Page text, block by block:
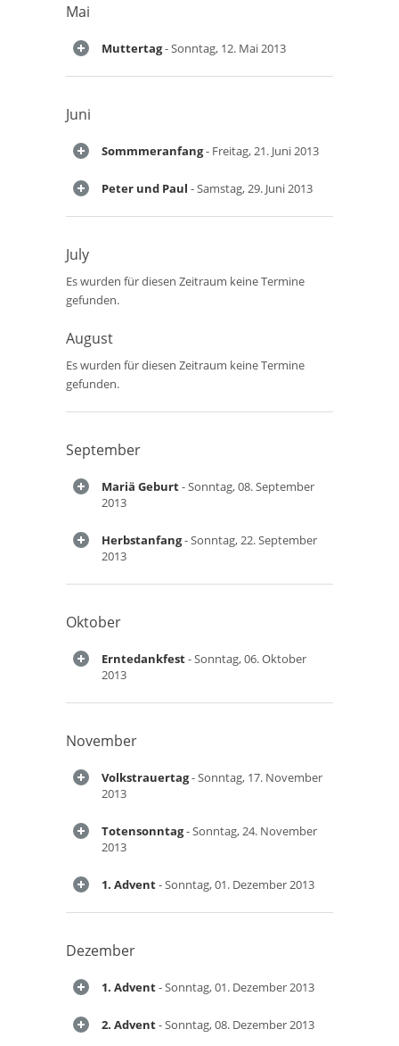
Mai
Muttertag- Sonntag, 12. Mai 2013
Juni
Sommmeranfang- Freitag, 21. Juni 2013
Peter und Paul - Samstag, 29. Juni 2013
July
Es wurden für diesen Zeitraum keine Termine
gefunden.
August
Es wurden für diesen Zeitraum keine Termine
gefunden.
September
Mariä Geburt- Sonntag, 08. September
2013
Herbstanfang- Sonntag, 22. September
2013
Oktober
Erntedankfest- Sonntag, 06. Oktober
2013
November
Volkstrauertag- Sonntag, 17. November
2013
Totensonntag- Sonntag, 24. November
2013
1. Advent- Sonntag, 01. Dezember 2013
Dezember
1. Advent- Sonntag, 01. Dezember 2013
2. Advent- Sonntag, 08. Dezember 2013